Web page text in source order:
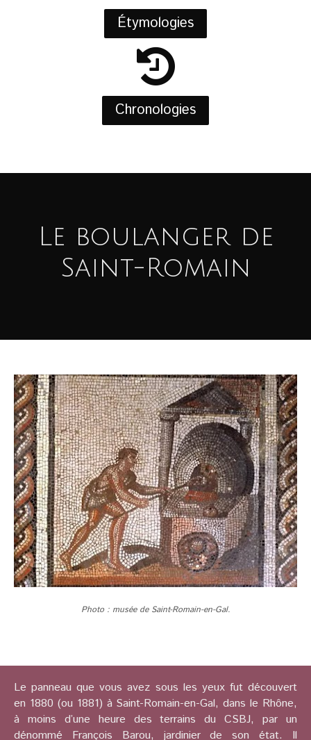
Étymologies
Chronologies
Le boulanger de
Saint-Romain
Photo : musée de Saint-Romain-en-Gal.
Le panneau que vous avez sous les yeux fut découvert
en 1880 (ou 1881) à Saint-Romain-en-Gal, dans le Rhône,
à moins d’une heure des terrains du CSBJ, par un
dénommé François Barou, jardinier de son état. Il